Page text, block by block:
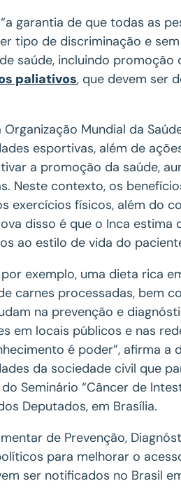
garantia de que todas as
tipo de discriminação e
saúde, incluindo promoção
paliativos, que devem ser
Mundial da
esportivas, além de
a promoção da saúde,
Neste contexto, os
exercícios físicos, além do
disso é que o Inca estima
ao estilo de vida do
por exemplo, uma dieta rica
carnes processadas, bem
na prevenção e
em locais públicos e nas
é poder”, afirma a
da sociedade civil que
Seminário “Câncer de
Deputados, em Brasília.
de Prevenção,
para melhorar o
ser notificados no Brasil